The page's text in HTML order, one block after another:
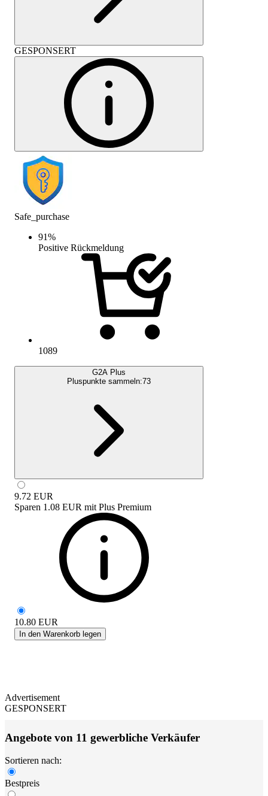
GESPONSERT
Safe_purchase
91%
Positive Rückmeldung
1089
G2A Plus
Pluspunkte sammeln:73
9.72 EUR
Sparen 1.08 EUR mit Plus Premium
10.80 EUR
In den Warenkorb legen
Advertisement
GESPONSERT
Angebote von 11 gewerbliche Verkäufer
Sortieren nach:
Bestpreis